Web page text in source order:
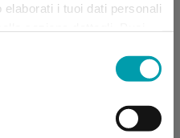
i tuoi dati personali
“
has occurred (see the
information)